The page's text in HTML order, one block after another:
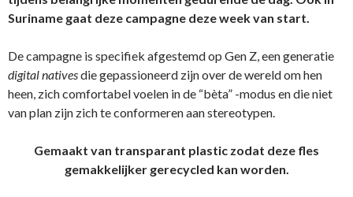
Suriname gaat deze campagne deze week van start.
De campagne is specifiek afgestemd op Gen Z, een generatie
digital nativesdie gepassioneerd zijn over de wereld om hen
heen, zich comfortabel voelen in de “bèta” -modus en die niet
van plan zijn zich te conformeren aan stereotypen.
Gemaakt van transparant plastic zodat deze fles
gemakkelijker gerecycled kan worden.